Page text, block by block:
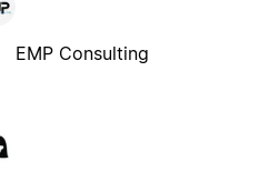
EMP Consulting